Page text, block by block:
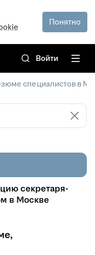
Понятно
Войти
специалистов в
секретаря-
в Москве